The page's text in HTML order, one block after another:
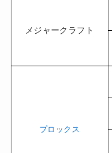
メジャークラフト
プロックス